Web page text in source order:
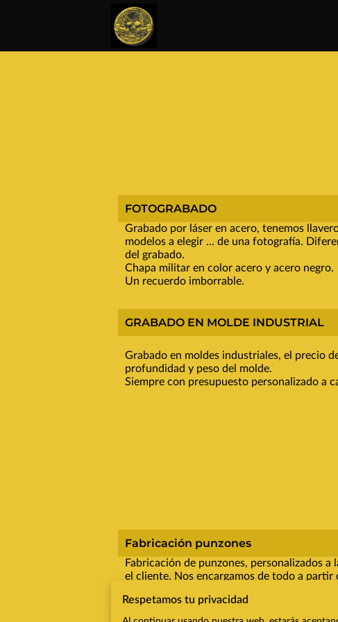
FOTOGRABADO
Grabado por láser en acero, tenemos
modelos a elegir ... de una fotografía.
del grabado.
Chapa militar en color acero y acero negro.
Un recuerdo imborrable.
GRABADO EN MOLDE INDUSTRIAL
Grabado en moldes industriales, el precio
profundidad y peso del molde.
Siempre con presupuesto personalizado a
Fabricación punzones
Fabricación de punzones, personalizados a
el cliente. Nos encargamos de todo a partir
Respetamos tu privacidad